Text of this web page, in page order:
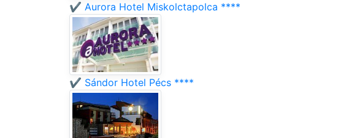
✔️ Aurora Hotel Miskolctapolca ****
✔️ Sándor Hotel Pécs ****